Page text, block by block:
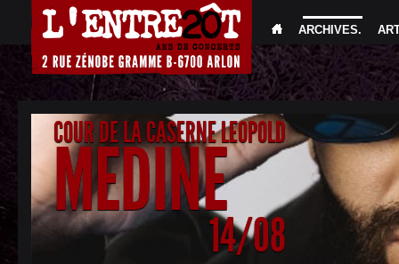
ARCHIVES.
COUR DE LA CASERNE LEOPOLD
MEDINE
14/08